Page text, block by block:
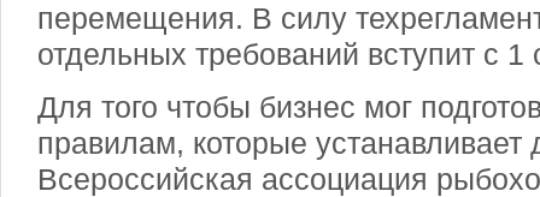
перемещения. В силу
отдельных требований вступит с 1
Для того чтобы бизнес мог
правилам, которые устанавливает
Всероссийская ассоциация